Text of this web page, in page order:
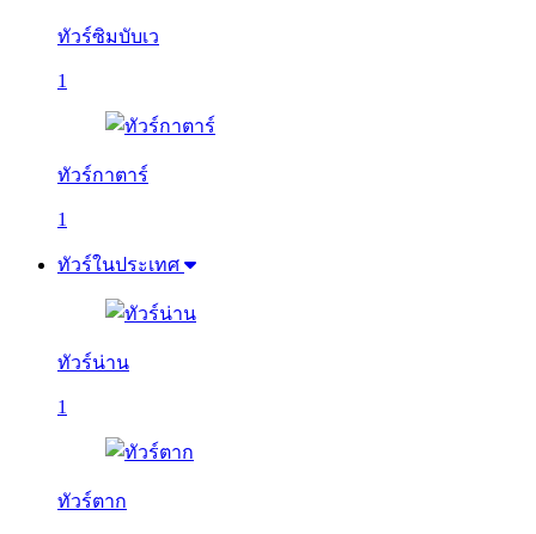
ทัวร์ซิมบับเว
1
ทัวร์กาตาร์
1
ทัวร์ในประเทศ
ทัวร์น่าน
1
ทัวร์ตาก